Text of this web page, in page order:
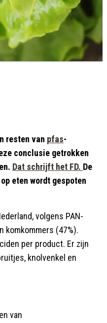
resten van pfas-
conclusie getrokken
Dat schrijft het FD. De
eten wordt gespoten
volgens PAN-
komkommers (47%).
per product. Er zijn
knolvenkel en
van